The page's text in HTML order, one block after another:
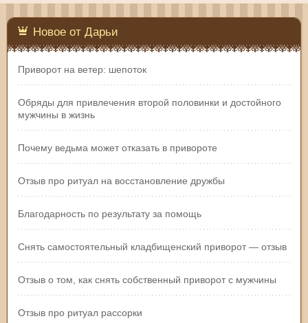
Новое от Дарьи
Приворот на ветер: шепоток
Обряды для привлечения второй половинки и достойного
мужчины в жизнь
Почему ведьма может отказать в привороте
Отзыв про ритуал на восстановление дружбы
Благодарность по результату за помощь
Снять самостоятельный кладбищенский приворот — отзыв
Отзыв о том, как снять собственный приворот с мужчины
Отзыв про ритуал рассорки